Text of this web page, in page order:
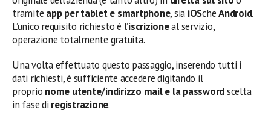
tramite app per tablet e smartphone, sia iOScheAndroid.
L’unico requisito richiesto è l’iscrizioneal servizio,
operazione totalmente gratuita.
Una volta effettuato questo passaggio, inserendo tutti i
dati richiesti, è sufficiente accedere digitando il
proprio nome utente/indirizzo mail e la passwordscelta
in fase di registrazione.